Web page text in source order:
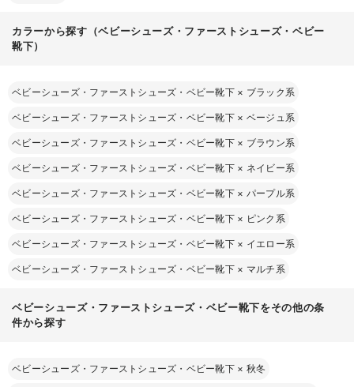
カラーから探す（ベビーシューズ・ファーストシューズ・ベビー
靴下）
ベビーシューズ・ファーストシューズ・ベビー靴下 × ブラック系
ベビーシューズ・ファーストシューズ・ベビー靴下 × ベージュ系
ベビーシューズ・ファーストシューズ・ベビー靴下 × ブラウン系
ベビーシューズ・ファーストシューズ・ベビー靴下 × ネイビー系
ベビーシューズ・ファーストシューズ・ベビー靴下 × パープル系
ベビーシューズ・ファーストシューズ・ベビー靴下 × ピンク系
ベビーシューズ・ファーストシューズ・ベビー靴下 × イエロー系
ベビーシューズ・ファーストシューズ・ベビー靴下 × マルチ系
ベビーシューズ・ファーストシューズ・ベビー靴下をその他の条
件から探す
ベビーシューズ・ファーストシューズ・ベビー靴下 × 秋冬